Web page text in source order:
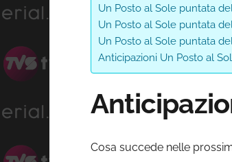
Un Posto al Sole puntata
Un Posto al Sole puntata
Un Posto al Sole puntata
Anticipazioni Un Posto al
Cosa succede nelle